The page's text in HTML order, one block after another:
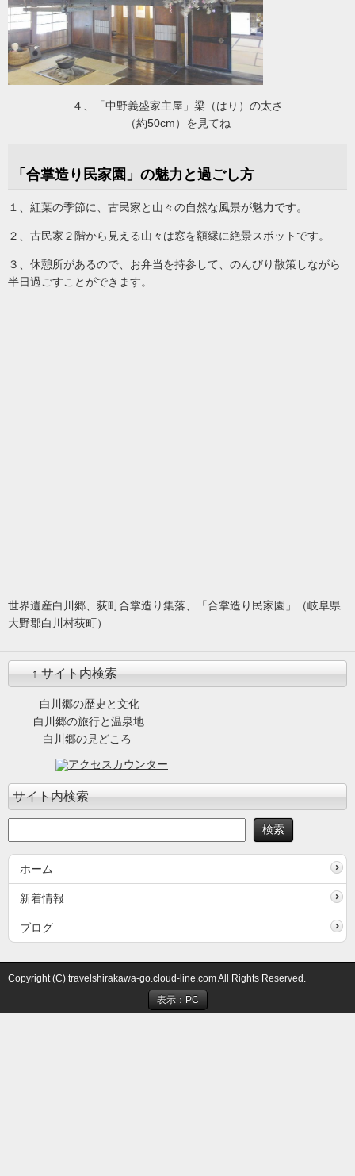
４、「中野義盛家主屋」梁（はり）の太さ
（約50cm）を見てね
「合掌造り民家園」の魅力と過ごし方
１、紅葉の季節に、古民家と山々の自然な風景が魅力です。
２、古民家２階から見える山々は窓を額縁に絶景スポットです。
３、休憩所があるので、お弁当を持参して、のんびり散策しながら
半日過ごすことができます。
世界遺産白川郷、荻町合掌造り集落、「合掌造り民家園」（岐阜県
大野郡白川村荻町）
↑ サイト内検索
白川郷の歴史と文化
白川郷の旅行と温泉地
白川郷の見どころ
サイト内検索
ホーム
新着情報
ブログ
Copyright (C) travelshirakawa-go.cloud-line.com All Rights Reserved.
表示：PC